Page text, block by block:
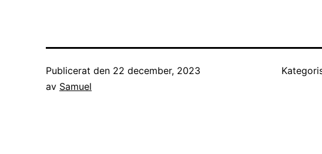
Publicerat den 22 december, 2023
av Samuel